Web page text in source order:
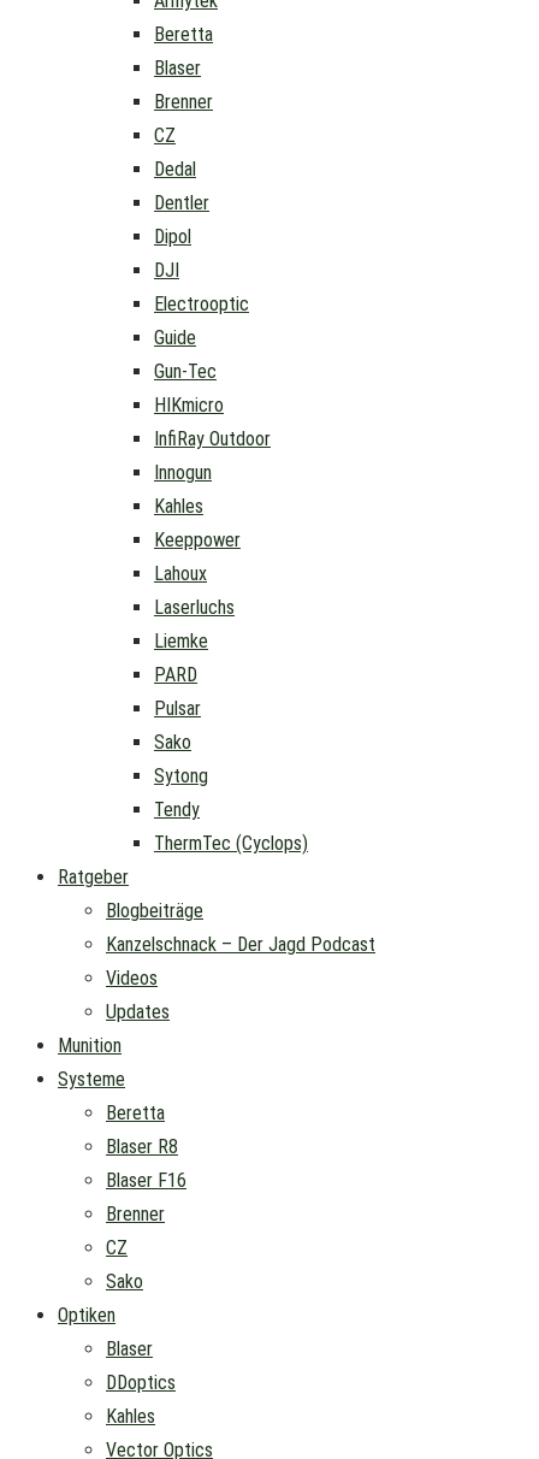
Beretta
Blaser
Brenner
CZ
Dedal
Dentler
Dipol
DJI
Electrooptic
Guide
Gun-Tec
HIKmicro
InfiRay Outdoor
Innogun
Kahles
Keeppower
Lahoux
Laserluchs
Liemke
PARD
Pulsar
Sako
Sytong
Tendy
ThermTec (Cyclops)
Ratgeber
Blogbeiträge
Kanzelschnack – Der Jagd Podcast
Videos
Updates
Munition
Systeme
Beretta
Blaser R8
Blaser F16
Brenner
CZ
Sako
Optiken
Blaser
DDoptics
Kahles
Vector Optics